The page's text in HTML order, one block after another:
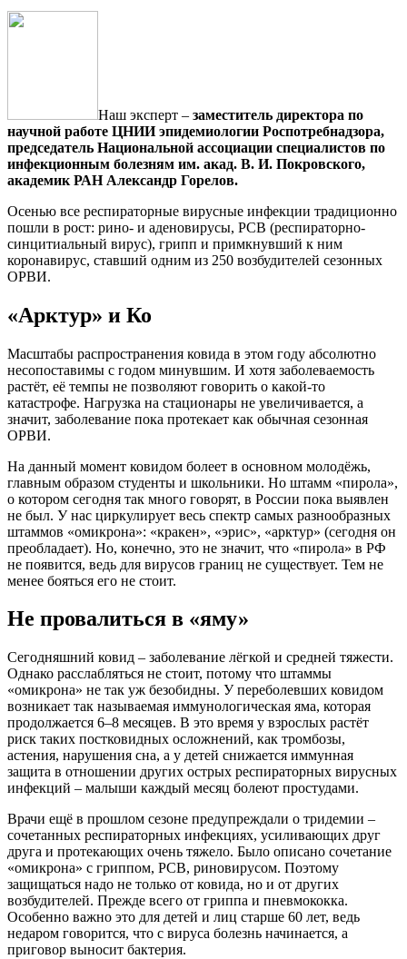
Наш эксперт – замести­тель директора по
научной работе ЦНИИ эпидемиологии Роспотребнадзора,
председатель Национальной ассоциации специалистов по
инфекционным болезням им. акад. В. И. Покровского,
академик РАН Александр Горелов.
Осенью все респираторные вирусные инфекции традиционно
пошли в рост: рино- и аденовирусы, РСВ (респираторно-
синцитиальный вирус), грипп и примкнувший к ним
коронавирус, ставший одним из 250 возбудителей сезонных
ОРВИ.
«Арктур» и Ко
Масштабы распространения ковида в этом году абсолютно
несопо­ставимы с годом минувшим. И хотя заболеваемость
растёт, её темпы не позволяют говорить о какой-то
катастрофе. Нагрузка на стационары не увеличивается, а
значит, заболевание пока протекает как обычная сезонная
ОРВИ.
На данный момент ковидом болеет в основном молодёжь,
главным образом студенты и школьники. Но штамм «пирола»,
о котором сегодня так много говорят, в России пока выявлен
не был. У нас циркулирует весь спектр самых разнообразных
штаммов «омикрона»: «кракен», «эрис», «арктур» (сегодня он
преобладает). Но, конечно, это не значит, что «пирола» в РФ
не появится, ведь для вирусов границ не сущест­вует. Тем не
менее бояться его не стоит.
Не провалиться в «яму»
Сегодняшний ковид – заболевание лёгкой и средней тяжести.
Однако расслабляться не стоит, потому что штаммы
«омикрона» не так уж безобидны. У переболевших ковидом
возникает так называемая иммунологическая яма, которая
продолжается 6–8 месяцев. В это время у взрослых растёт
риск таких постковидных осложнений, как тромбозы,
астения, нарушения сна, а у детей снижается иммунная
защита в отношении других острых респираторных вирусных
инфекций – малыши каждый месяц болеют простудами.
Врачи ещё в прош­лом сезоне предупреждали о тридемии –
сочетанных респираторных инфекциях, усиливающих друг
друга и протекающих очень тяжело. Было описано сочетание
«омикрона» с гриппом, РСВ, риновирусом. Поэтому
защищаться надо не только от ковида, но и от других
возбудителей. Прежде всего от гриппа и пневмококка.
Особенно важно это для детей и лиц старше 60 лет, ведь
недаром говорится, что с вируса болезнь начинается, а
приговор выносит бактерия.